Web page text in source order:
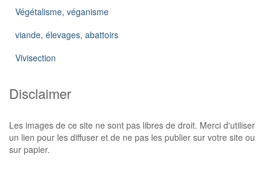
Végétalisme, véganisme
viande, élevages, abattoirs
Vivisection
Disclaimer
Les images de ce site ne sont pas libres de droit. Merci d'utiliser
un lien pour les diffuser et de ne pas les publier sur votre site ou
sur papier.